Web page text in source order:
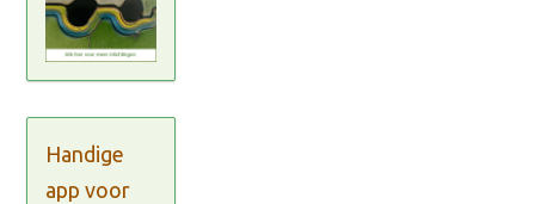
Handige
app voor